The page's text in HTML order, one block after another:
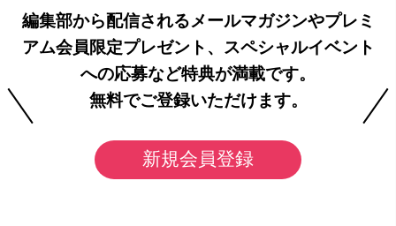
編集部から配信されるメールマガジンやプレミ
アム会員限定プレゼント、スペシャルイベント
への応募など特典が満載です。
無料でご登録いただけます。
新規会員登録